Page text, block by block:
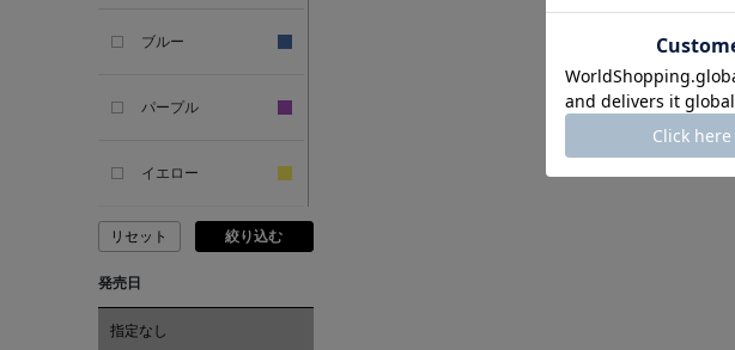
ANCIENT GREEK
ブルー
パープル
イエロー
ピンク
レッド
リセット 絞り込む
発売日
指定なし